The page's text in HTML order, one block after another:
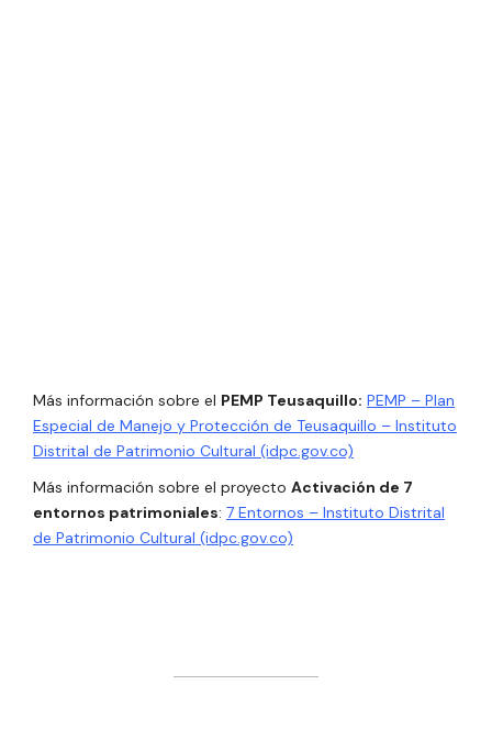
Más información sobre el PEMP Teusaquillo: PEMP – Plan
Especial de Manejo y Protección de Teusaquillo – Instituto
Distrital de Patrimonio Cultural (idpc.gov.co)
Más información sobre el proyecto Activación de 7
entornos patrimoniales: 7 Entornos – Instituto Distrital
de Patrimonio Cultural (idpc.gov.co)